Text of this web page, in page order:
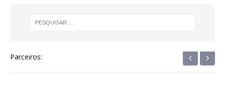
Parceiros: ‹ ›